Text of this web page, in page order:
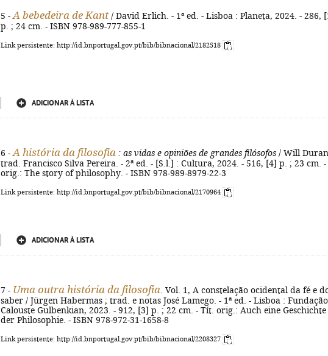
5 - A bebedeira de Kant/ David Erlich. - 1ª ed. - Lisboa : Planeta, 2024. - 286,
p. ; 24 cm. - ISBN 978-989-777-855-1
Link persistente: http://id.bnportugal.gov.pt/bib/bibnacional/2182518
ADICIONAR À LISTA
6 - A história da filosofia : as vidas e opiniões de grandes filósofos / Will
trad. Francisco Silva Pereira. - 2ª ed. - [S.l.] : Cultura, 2024. - 516, [4] p. ; 23 cm. -
orig.: The story of philosophy. - ISBN 978-989-8979-22-3
Link persistente: http://id.bnportugal.gov.pt/bib/bibnacional/2170964
ADICIONAR À LISTA
7 - Uma outra história da filosofia . Vol. 1, A constelação ocidental da fé e
saber / Jürgen Habermas ; trad. e notas José Lamego. - 1ª ed. - Lisboa : Fundação
Calouste Gulbenkian, 2023. - 912, [3] p. ; 22 cm. - Tít. orig.: Auch eine Geschichte
der Philosophie. - ISBN 978-972-31-1658-8
Link persistente: http://id.bnportugal.gov.pt/bib/bibnacional/2208327